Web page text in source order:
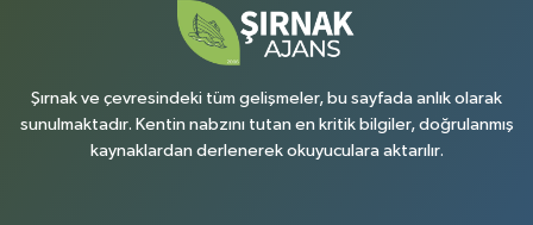
Şırnak ve çevresindeki tüm gelişmeler, bu sayfada anlık olarak
sunulmaktadır. Kentin nabzını tutan en kritik bilgiler, doğrulanmış
kaynaklardan derlenerek okuyuculara aktarılır.